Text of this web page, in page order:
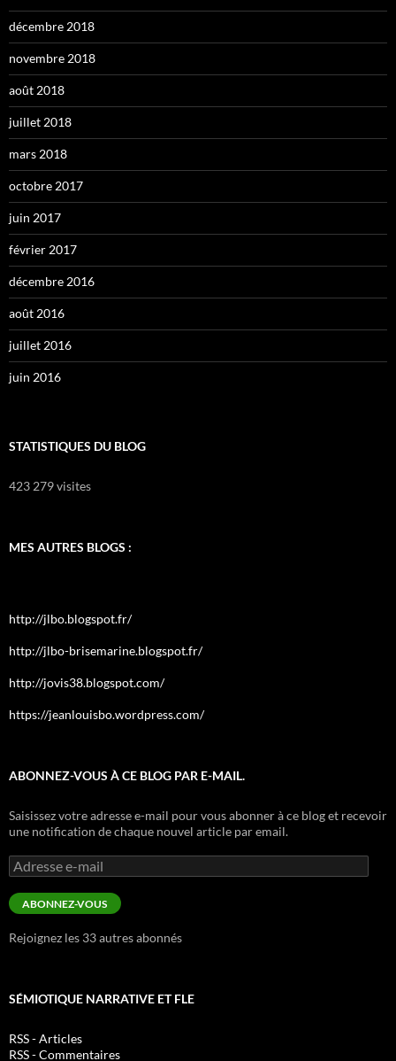
décembre 2018
novembre 2018
août 2018
juillet 2018
mars 2018
octobre 2017
juin 2017
février 2017
décembre 2016
août 2016
juillet 2016
juin 2016
STATISTIQUES DU BLOG
423 279 visites
MES AUTRES BLOGS :
http://jlbo.blogspot.fr/
http://jlbo-brisemarine.blogspot.fr/
http://jovis38.blogspot.com/
https://jeanlouisbo.wordpress.com/
ABONNEZ-VOUS À CE BLOG PAR E-MAIL.
Saisissez votre adresse e-mail pour vous abonner à ce blog et recevoir
une notification de chaque nouvel article par email.
Adresse
e-
mail
ABONNEZ-VOUS
Rejoignez les 33 autres abonnés
SÉMIOTIQUE NARRATIVE ET FLE
RSS - Articles
RSS - Commentaires